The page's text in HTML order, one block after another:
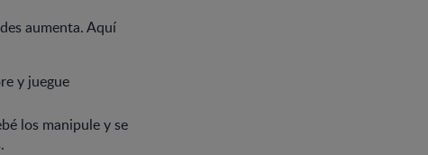
aumenta. Aquí
y juegue
los manipule y se